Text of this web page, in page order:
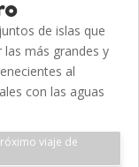
de islas que
más grandes y
al
con las aguas
viaje de